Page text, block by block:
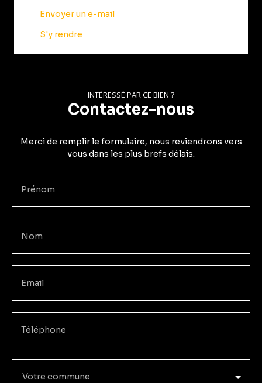
Envoyer un e-mail
S'y rendre
INTÉRESSÉ PAR CE BIEN ?
Contactez-nous
Merci de remplir le formulaire, nous reviendrons vers
vous dans les plus brefs délais.
Prénom
Nom
Email
Téléphone
Votre commune